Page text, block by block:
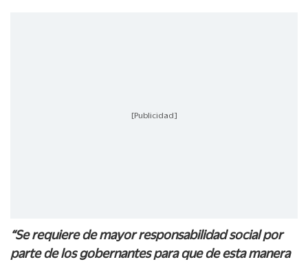
[Publicidad]
“Se requiere de mayor responsabilidad social por
parte de los gobernantes para que de esta manera